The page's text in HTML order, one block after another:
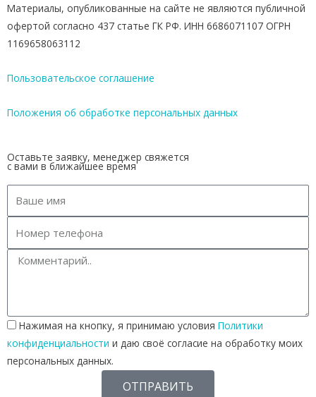
Материалы, опубликованные на сайте не являются публичной
офертой согласно 437 статье ГК РФ. ИНН 6686071107 ОГРН
1169658063112
Пользовательское соглашение
Положения об обработке персональных данных
Оставьте заявку, менеджер свяжется
с вами в ближайшее время
Нажимая на кнопку, я принимаю условия Политики
конфиденциальности и даю своё согласие на обработку моих
персональных данных.
ОТПРАВИТЬ